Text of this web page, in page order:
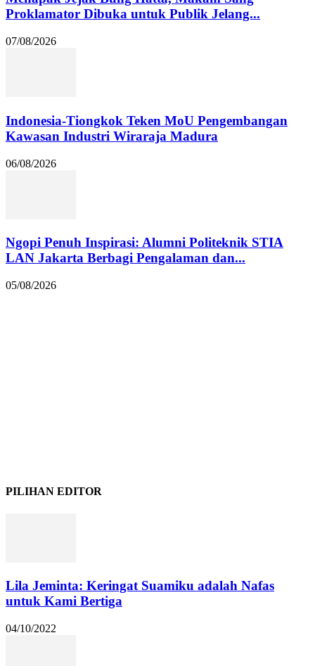
Proklamator Dibuka untuk Publik Jelang...
07/08/2026
Indonesia-Tiongkok Teken MoU Pengembangan
Kawasan Industri Wiraraja Madura
06/08/2026
Ngopi Penuh Inspirasi: Alumni Politeknik STIA
LAN Jakarta Berbagi Pengalaman dan...
05/08/2026
PILIHAN EDITOR
Lila Jeminta: Keringat Suamiku adalah Nafas
untuk Kami Bertiga
04/10/2022